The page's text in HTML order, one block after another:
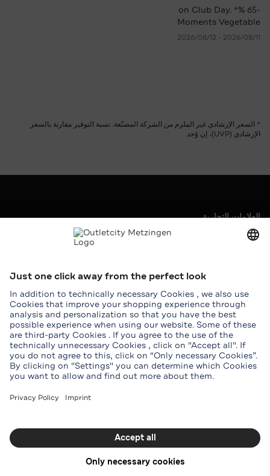
-65 %* on Club Day.
Moments Vegetable
Casserole, 24 cm only €
11‏/08‏/2026 - 12‏/08‏/2026
* السعر الإرشادي غير الملزم من الشركة المصنّعة. نسبة التوفير مقارنة بالسعر
الإرشادي (UVP)، إن وُجد.
العلامات التجارية
Outletcity AG
الوظائف
المساعدة والاتصال
الخريطة
مزايا الطلاب
المجموعات
تحميل تطبيق Outletcity
تحميل تطبيق Outletcity من App Store تحميل تطبيق Outletcity من Google Play
تابعونا على
بيانات النشر الشروط شروط النادي خصوصية البيانات
إمكانية الوصول
إعدادات ملفات تعريف الارتباط